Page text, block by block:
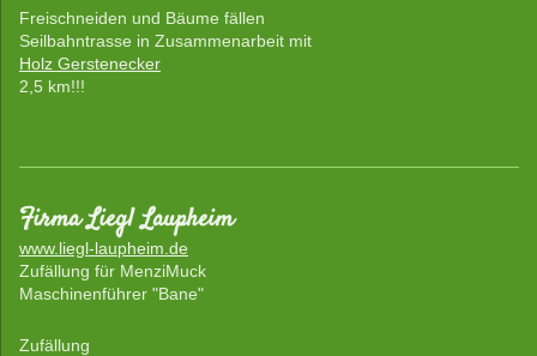
Freischneiden und Bäume fällen
Seilbahntrasse in Zusammenarbeit mit
Holz Gerstenecker
2,5 km!!!
Firma Liegl Laupheim
www.liegl-laupheim.de
Zufällung für MenziMuck
Maschinenführer "Bane"
Zufällung